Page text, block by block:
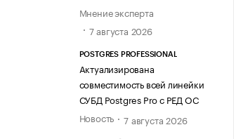
Мнение эксперта
7 августа 2026
POSTGRES PROFESSIONAL
Актуализирована
совместимость всей линейки
СУБД Postgres Pro с РЕД ОС
Новость
7 августа 2026